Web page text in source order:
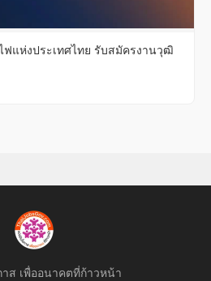
ฟแห่งประเทศไทย รับสมัครงานวุฒิ
ส เพื่ออนาคตที่ก้าวหน้า